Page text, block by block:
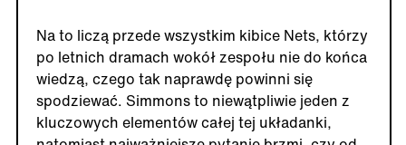
Na to liczą przede wszystkim kibice Nets, którzy
po letnich dramach wokół zespołu nie do końca
wiedzą, czego tak naprawdę powinni się
spodziewać. Simmons to niewątpliwie jeden z
kluczowych elementów całej tej układanki,